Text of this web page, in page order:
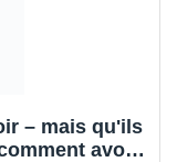
– mais qu'ils
avoir